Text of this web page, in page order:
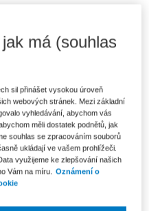
má (souhlas
sil přinášet vysokou úroveň
webových stránek. Mezi základní
vyhledávání, abychom vás
měli dostatek podnětů, jak
souhlas se zpracováním souborů
ukládají ve vašem prohlížeči.
využijeme ke zlepšování našich
Vám na míru.
Oznámení o